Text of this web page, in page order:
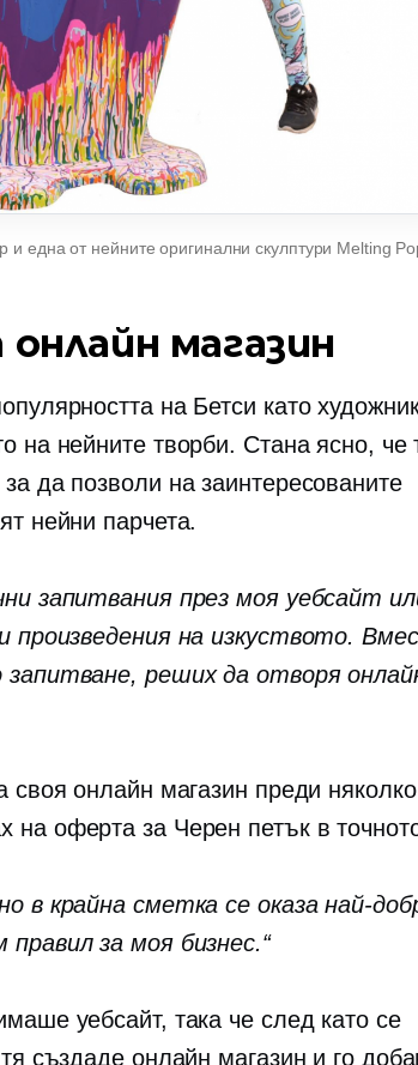
и една от нейните оригинални скулптури Melting
магазин
на Бетси като
на нейните творби. Стана ясно, че
да позволи на заинтересованите
нейни парчета.
запитвания през моя уебсайт
произведения на изкуството.
запитване, реших да отворя
своя онлайн магазин преди
на оферта за Черен петък в
в крайна сметка се оказа най-
за моя бизнес.“
уебсайт, така че след като се
създаде онлайн магазин и го